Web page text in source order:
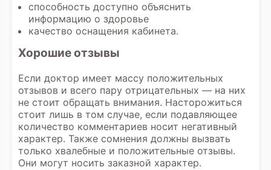
способность доступно объяснить
информацию о здоровье
качество оснащения кабинета.
Хорошие отзывы
Если доктор имеет массу положительных
отзывов и всего пару отрицательных — на них
не стоит обращать внимания. Насторожиться
стоит лишь в том случае, если подавляющее
количество комментариев носит негативный
характер. Также сомнения должны вызвать
только хвалебные и положительные отзывы.
Они могут носить заказной характер.